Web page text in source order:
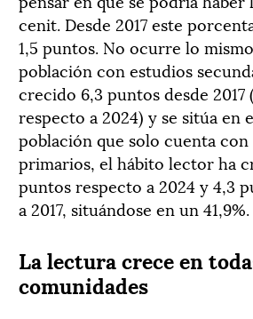
cenit. Desde 2017 este
1,5 puntos. No ocurre lo
población con estudios
crecido 6,3 puntos desde 2017
respecto a 2024) y se sitúa en
población que solo cuenta
primarios, el hábito lector ha
puntos respecto a 2024 y 4,3
a 2017, situándose en un 41,9%.
La lectura crece en
comunidades